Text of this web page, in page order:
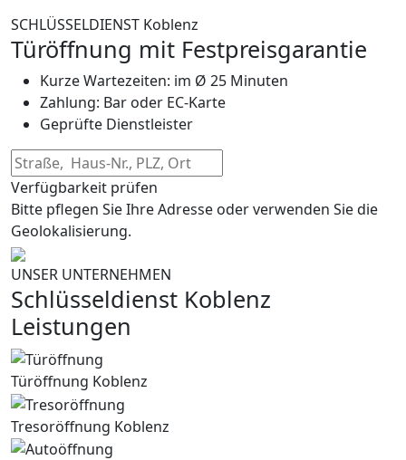
SCHLÜSSELDIENST Koblenz
Türöffnung mit Festpreisgarantie
Kurze Wartezeiten: im Ø 25 Minuten
Zahlung: Bar oder EC-Karte
Geprüfte Dienstleister
Verfügbarkeit prüfen
Bitte pflegen Sie Ihre Adresse oder verwenden Sie die
Geolokalisierung.
UNSER UNTERNEHMEN
Schlüsseldienst Koblenz
Leistungen
Türöffnung Koblenz
Tresoröffnung Koblenz